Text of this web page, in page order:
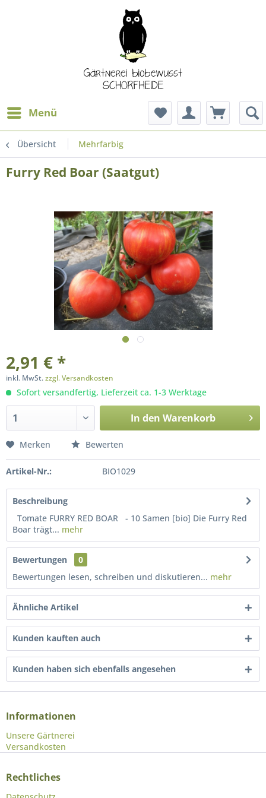
Menü
Übersicht Mehrfarbig
Furry Red Boar (Saatgut)
2,91 € *
inkl. MwSt.zzgl. Versandkosten
Sofort versandfertig, Lieferzeit ca. 1-3 Werktage
In den Warenkorb
Merken Bewerten
Artikel-Nr.: BIO1029
Beschreibung
Tomate FURRY RED BOAR - 10 Samen [bio] Die Furry Red
Boar trägt... mehr
Bewertungen
0
Bewertungen lesen, schreiben und diskutieren... mehr
Ähnliche Artikel
Kunden kauften auch
Kunden haben sich ebenfalls angesehen
Informationen
Unsere Gärtnerei
Versandkosten
Rechtliches